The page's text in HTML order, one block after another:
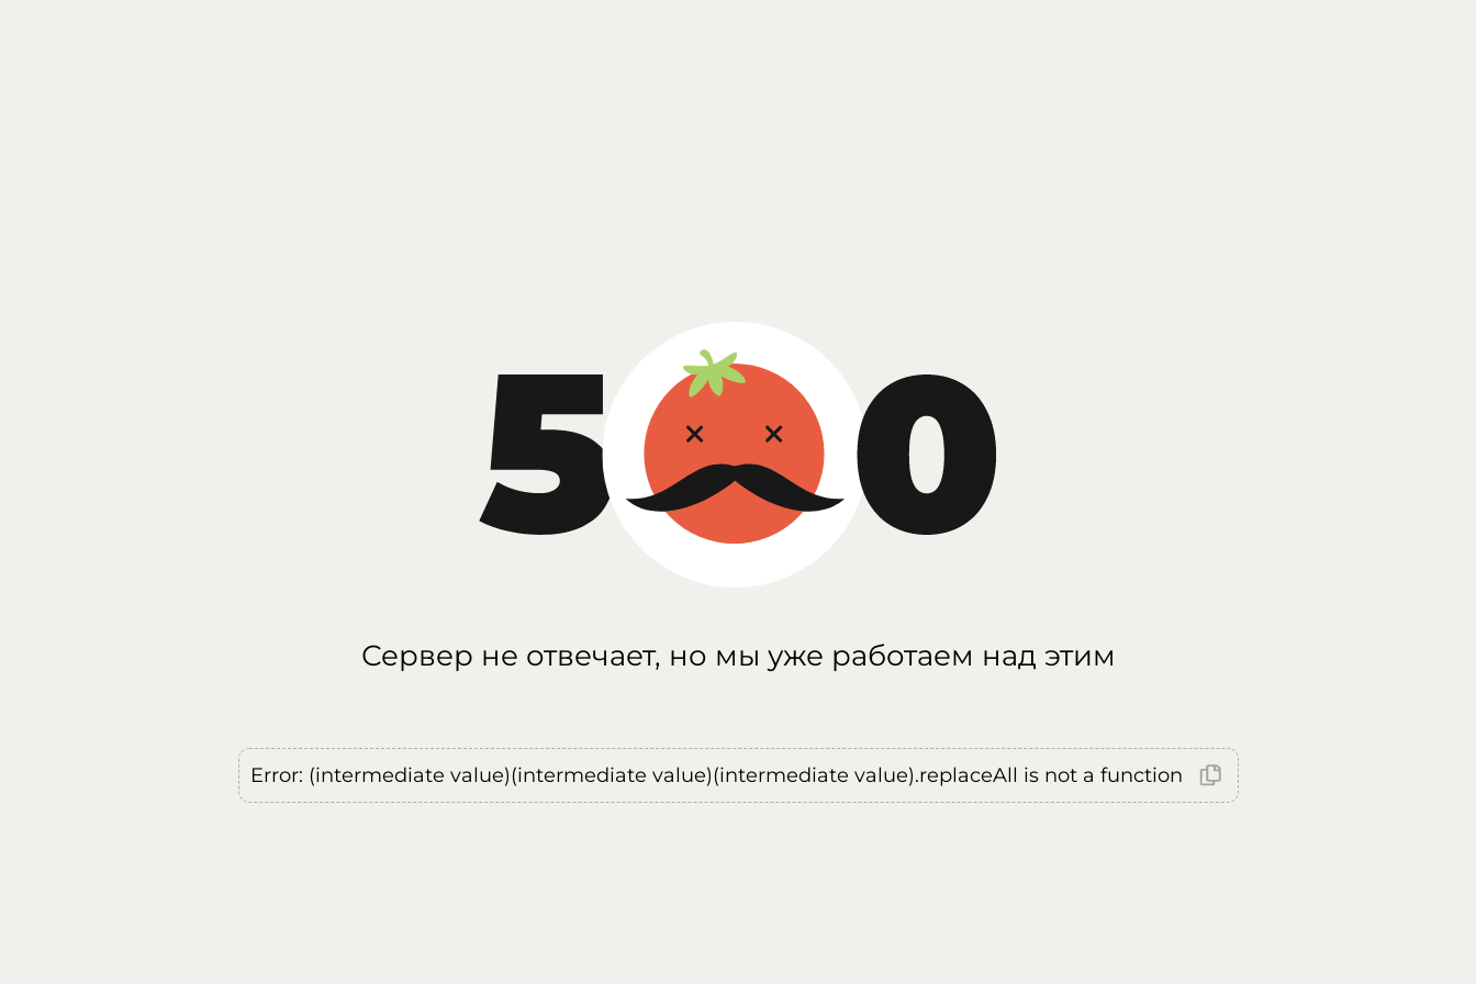
Сервер не отвечает, но мы уже работаем над этим
Error: (intermediate value)(intermediate value)(intermediate value).replaceAll is not a function